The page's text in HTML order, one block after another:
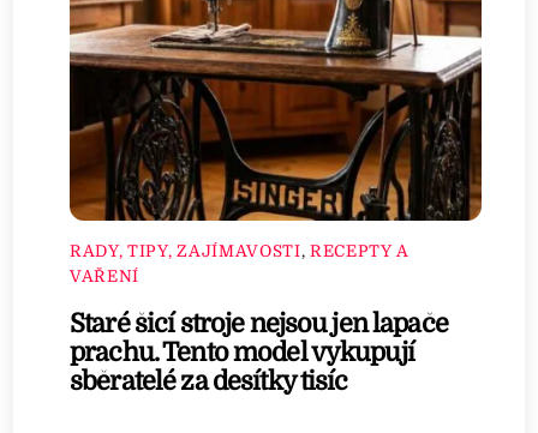
RADY, TIPY, ZAJÍMAVOSTI, RECEPTY A
VAŘENÍ
Staré šicí stroje nejsou jen lapače
prachu. Tento model vykupují
sběratelé za desítky tisíc